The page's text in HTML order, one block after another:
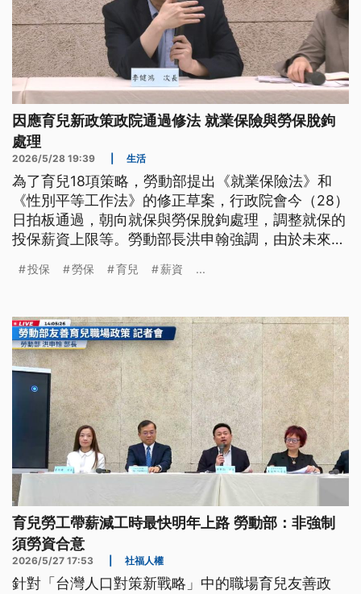
因應育兒新政策政院通過修法 就業保險與勞保脫鉤
處理
2026/5/28 19:39 生活
為了育兒18項策略，勞動部提出《就業保險法》和
《性別平等工作法》的修正草案，行政院會今（28）
日拍板通過，朝向就保與勞保脫鉤處理，調整就保的
投保薪資上限等。勞動部長洪申翰強調，由於未來育
的投保薪資上限，有望調整到5萬元以上。
投保 勞保 育兒 薪資 ...
育兒勞工帶薪減工時最快明年上路 勞動部：非強制
須勞資合意
2026/5/27 17:53 社福人權
針對「台灣人口對策新戰略」中的職場育兒友善政